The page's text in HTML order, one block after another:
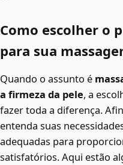
Como escolher o
para sua
Quando o assunto é
a firmeza da pele, a
fazer toda a diferença.
entenda suas
adequadas para
satisfatórios. Aqui estão